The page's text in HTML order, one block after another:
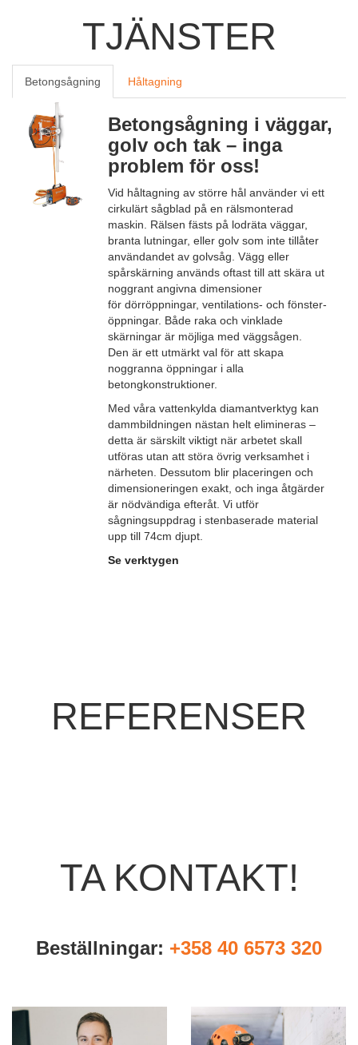
TJÄNSTER
Betongsågning Håltagning
Betongsågning i väggar,
golv och tak – inga
problem för oss!
Vid håltagning av större hål använder vi ett
cirkulärt sågblad på en rälsmonterad
maskin. Rälsen fästs på lodräta väggar,
branta lutningar, eller golv som inte tillåter
användandet av golvsåg. Vägg eller
spårskärning används oftast till att skära ut
noggrant angivna dimensioner
för dörröppningar, ventilations- och fönster-
öppningar. Både raka och vinklade
skärningar är möjliga med väggsågen.
Den är ett utmärkt val för att skapa
noggranna öppningar i alla
betongkonstruktioner.
Med våra vattenkylda diamantverktyg kan
dammbildningen nästan helt elimineras –
detta är särskilt viktigt när arbetet skall
utföras utan att störa övrig verksamhet i
närheten. Dessutom blir placeringen och
dimensioneringen exakt, och inga åtgärder
är nödvändiga efteråt. Vi utför
sågningsuppdrag i stenbaserade material
upp till 74cm djupt.
Se verktygen
REFERENSER
TA KONTAKT!
Beställningar: +358 40 6573 320